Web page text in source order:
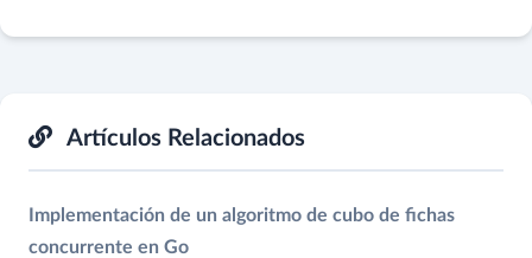
Artículos Relacionados
Implementación de un algoritmo de cubo de fichas
concurrente en Go